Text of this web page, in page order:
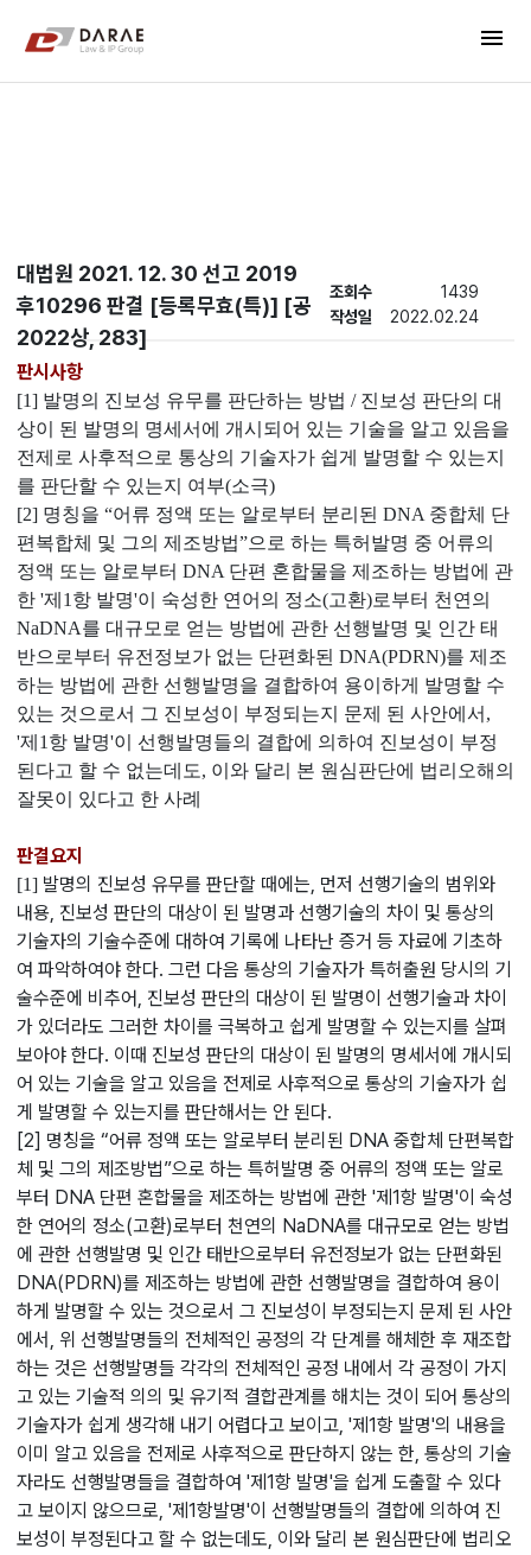
메인 메뉴 바로가기
menu
대법원 2021. 12. 30 선고 2019
후10296 판결 [등록무효(특)] [공
2022상, 283]
조회수
1439
작성일
2022.02.24
판시사항
[1] 발명의 진보성 유무를 판단하는 방법 / 진보성 판단의 대
상이 된 발명의 명세서에 개시되어 있는 기술을 알고 있음을
전제로 사후적으로 통상의 기술자가 쉽게 발명할 수 있는지
를 판단할 수 있는지 여부(소극)
[2] 명칭을 “어류 정액 또는 알로부터 분리된 DNA 중합체 단
편복합체 및 그의 제조방법”으로 하는 특허발명 중 어류의
정액 또는 알로부터 DNA 단편 혼합물을 제조하는 방법에 관
한 '제1항 발명'이 숙성한 연어의 정소(고환)로부터 천연의
NaDNA를 대규모로 얻는 방법에 관한 선행발명 및 인간 태
반으로부터 유전정보가 없는 단편화된 DNA(PDRN)를 제조
하는 방법에 관한 선행발명을 결합하여 용이하게 발명할 수
있는 것으로서 그 진보성이 부정되는지 문제 된 사안에서,
'제1항 발명'이 선행발명들의 결합에 의하여 진보성이 부정
된다고 할 수 없는데도, 이와 달리 본 원심판단에 법리오해의
잘못이 있다고 한 사례
판결요지
[1] 발명의 진보성 유무를 판단할 때에는, 먼저 선행기술의 범위와
내용, 진보성 판단의 대상이 된 발명과 선행기술의 차이 및 통상의
기술자의 기술수준에 대하여 기록에 나타난 증거 등 자료에 기초하
여 파악하여야 한다. 그런 다음 통상의 기술자가 특허출원 당시의 기
술수준에 비추어, 진보성 판단의 대상이 된 발명이 선행기술과 차이
가 있더라도 그러한 차이를 극복하고 쉽게 발명할 수 있는지를 살펴
보아야 한다. 이때 진보성 판단의 대상이 된 발명의 명세서에 개시되
어 있는 기술을 알고 있음을 전제로 사후적으로 통상의 기술자가 쉽
게 발명할 수 있는지를 판단해서는 안 된다.
[2] 명칭을 “어류 정액 또는 알로부터 분리된 DNA 중합체 단편복합
체 및 그의 제조방법”으로 하는 특허발명 중 어류의 정액 또는 알로
부터 DNA 단편 혼합물을 제조하는 방법에 관한 '제1항 발명'이 숙성
한 연어의 정소(고환)로부터 천연의 NaDNA를 대규모로 얻는 방법
에 관한 선행발명 및 인간 태반으로부터 유전정보가 없는 단편화된
DNA(PDRN)를 제조하는 방법에 관한 선행발명을 결합하여 용이
하게 발명할 수 있는 것으로서 그 진보성이 부정되는지 문제 된 사안
에서, 위 선행발명들의 전체적인 공정의 각 단계를 해체한 후 재조합
하는 것은 선행발명들 각각의 전체적인 공정 내에서 각 공정이 가지
고 있는 기술적 의의 및 유기적 결합관계를 해치는 것이 되어 통상의
기술자가 쉽게 생각해 내기 어렵다고 보이고, '제1항 발명'의 내용을
이미 알고 있음을 전제로 사후적으로 판단하지 않는 한, 통상의 기술
자라도 선행발명들을 결합하여 '제1항 발명'을 쉽게 도출할 수 있다
고 보이지 않으므로, '제1항발명'이 선행발명들의 결합에 의하여 진
보성이 부정된다고 할 수 없는데도, 이와 달리 본 원심판단에 법리오